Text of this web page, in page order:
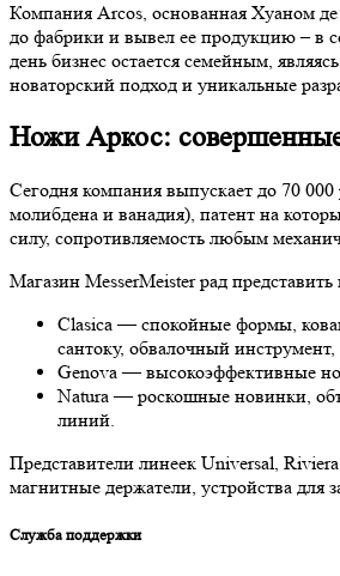
Компания Arcos, основанная Хуаном
до фабрики и вывел ее продукцию – в
день бизнес остается семейным,
новаторский подход и уникальные
Ножи Аркос: совершенные
Сегодня компания выпускает до 70
молибдена и ванадия), патент на
силу, сопротивляемость любым
Магазин MesserMeister рад
Clasica — спокойные формы,
сантоку, обвалочный
Genova — высокоэффективные
Natura — роскошные новинки,
линий.
Представители линеек Universal,
магнитные держатели, устройства для
Служба поддержки